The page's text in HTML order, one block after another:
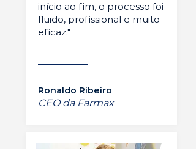
início ao fim, o processo foi
fluido, profissional e muito
eficaz."
Ronaldo Ribeiro
CEO da Farmax